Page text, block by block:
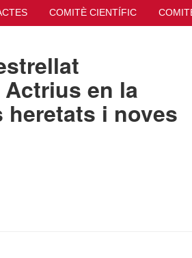
COMITÈ CIENTÍFIC
en la
i noves